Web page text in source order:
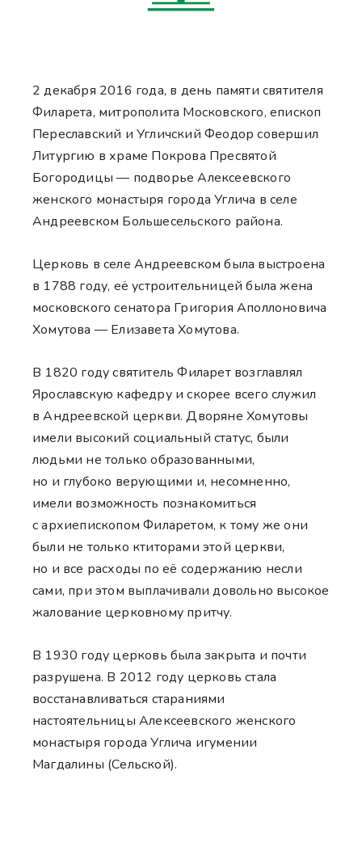
2 декабря 2016 года, в день памяти святителя
Филарета, митрополита Московского, епископ
Переславский и Угличский Феодор совершил
Литургию в храме Покрова Пресвятой
Богородицы — подворье Алексеевского
женского монастыря города Углича в селе
Андреевском Большесельского района.
Церковь в селе Андреевском была выстроена
в 1788 году, её устроительницей была жена
московского сенатора Григория Аполлоновича
Хомутова — Елизавета Хомутова.
В 1820 году святитель Филарет возглавлял
Ярославскую кафедру и скорее всего служил
в Андреевской церкви. Дворяне Хомутовы
имели высокий социальный статус, были
людьми не только образованными,
но и глубоко верующими и, несомненно,
имели возможность познакомиться
с архиепископом Филаретом, к тому же они
были не только ктиторами этой церкви,
но и все расходы по её содержанию несли
сами, при этом выплачивали довольно высокое
жалование церковному притчу.
В 1930 году церковь была закрыта и почти
разрушена. В 2012 году церковь стала
восстанавливаться стараниями
настоятельницы Алексеевского женского
монастыря города Углича игумении
Магдалины (Сельской).